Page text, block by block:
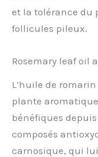
et la tolérance du
follicules pileux.
Rosemary leaf oil
L’huile de
plante
bénéfiques
composés
carnosique, qui